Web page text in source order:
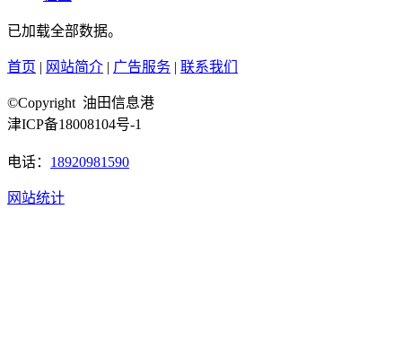
已加载全部数据。
首页 | 网站简介 | 广告服务 | 联系我们
©Copyright 油田信息港
津ICP备18008104号-1
电话： 18920981590
网站统计